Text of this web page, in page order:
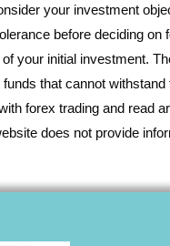
your investment
before deciding on
your initial investment.
that cannot
forex trading and read
does not provide